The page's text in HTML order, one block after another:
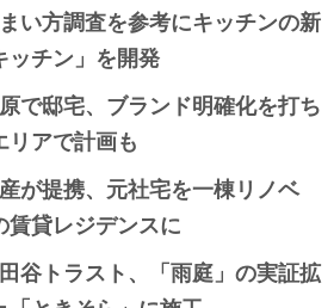
い方調査を参考にキッチンの新
ッチン」を開発
で邸宅、ブランド明確化を打ち
リアで計画も
が提携、元社宅を一棟リノベ
賃貸レジデンスに
谷トラスト、「雨庭」の実証拡